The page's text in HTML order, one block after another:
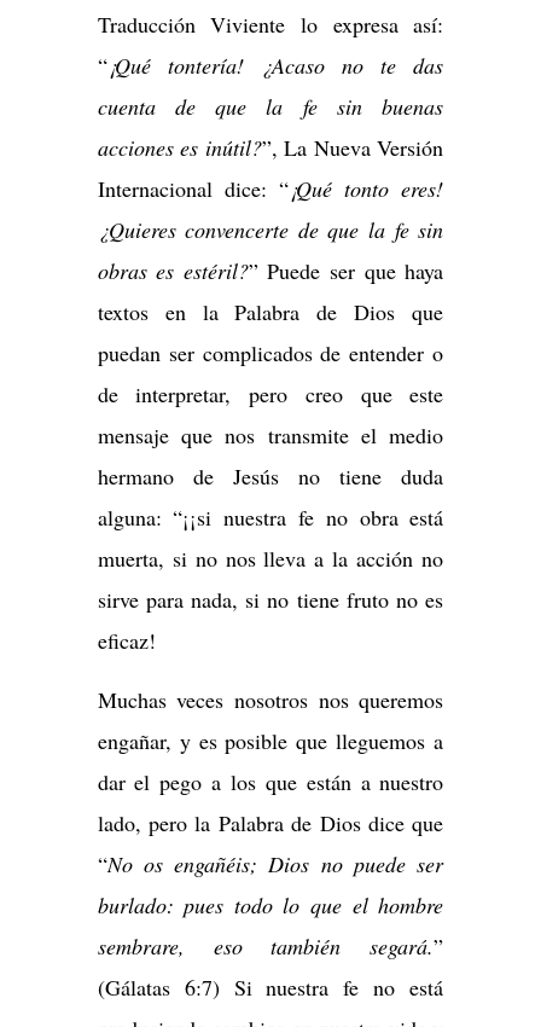
Traducción Viviente lo expresa así:
“¡Qué tontería! ¿Acaso no te das
cuenta de que la fe sin buenas
acciones es inútil?”, La Nueva Versión
Internacional dice: “¡Qué tonto eres!
¿Quieres convencerte de que la fe sin
obras es estéril?” Puede ser que haya
textos en la Palabra de Dios que
puedan ser complicados de entender o
de interpretar, pero creo que este
mensaje que nos transmite el medio
hermano de Jesús no tiene duda
alguna: “¡¡si nuestra fe no obra está
muerta, si no nos lleva a la acción no
sirve para nada, si no tiene fruto no es
eficaz!
Muchas veces nosotros nos queremos
engañar, y es posible que lleguemos a
dar el pego a los que están a nuestro
lado, pero la Palabra de Dios dice que
“No os engañéis; Dios no puede ser
burlado: pues todo lo que el hombre
sembrare, eso también segará.”
(Gálatas 6:7) Si nuestra fe no está